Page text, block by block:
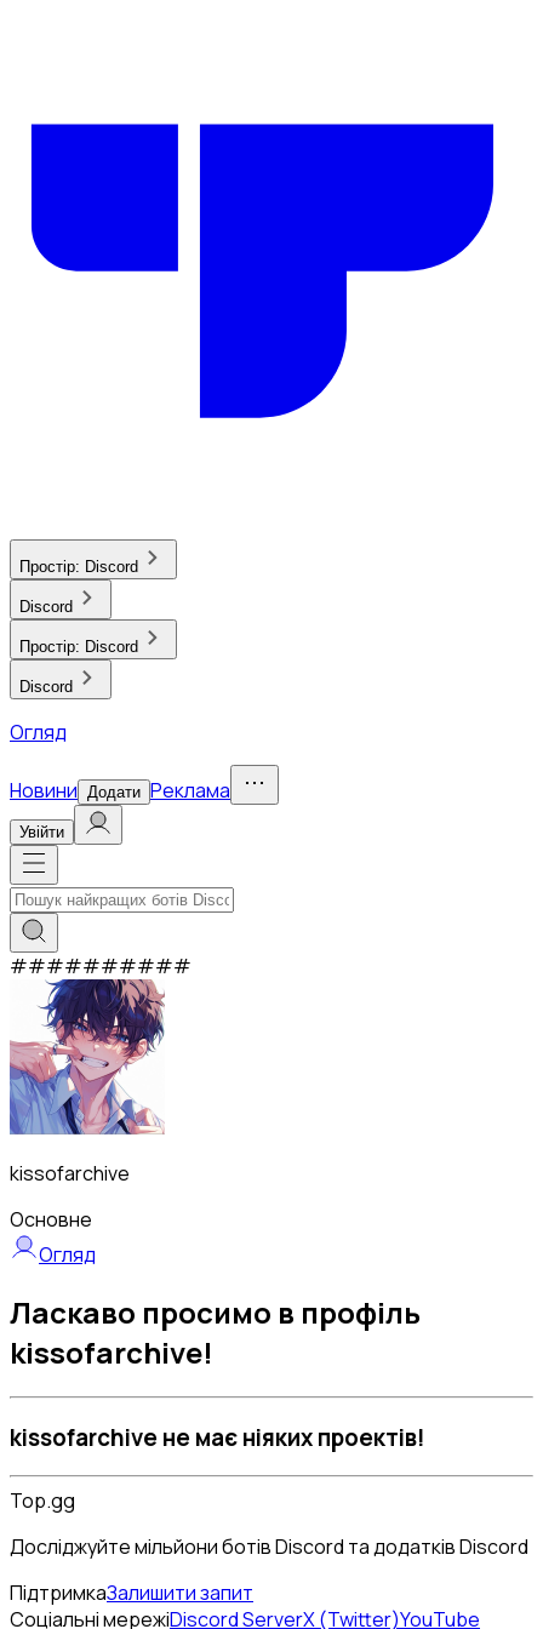
Простір: Discord
Discord
Простір: Discord
Discord
Огляд
Новини Додати Реклама
Увійти
##########
kissofarchive
Основне
Огляд
Ласкаво просимо в профіль
kissofarchive!
kissofarchive не має ніяких проектів!
Top.gg
Досліджуйте мільйони ботів Discord та додатків Discord
ПідтримкаЗалишити запит
Соціальні мережіDiscord ServerX (Twitter)YouTube